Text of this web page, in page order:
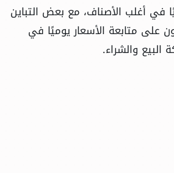
الإثنين 30 مارس 2026، استقرارًا نسبيًا في أغلب الأصناف، مع بعض التباين
متابعة الأسعار يوميًا في
والشراء.